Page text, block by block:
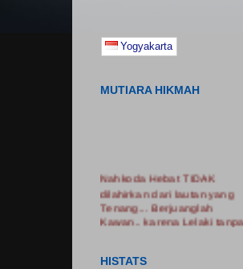
Yogyakarta
MUTIARA HIKMAH
dilahirkan dari lautan yang
Tenang... Berjuanglah
Kawan.. karena Lelaki tanpa
luka adalah Lelaki Tanpa
PROSES.. Jangan Hanya
HISTATS